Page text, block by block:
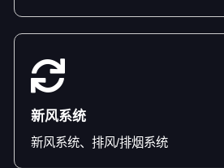
新风系统
新风系统、排风/排烟系统